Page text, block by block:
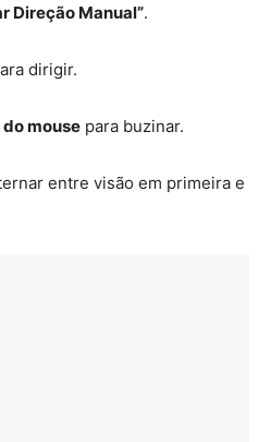
Direção Manual”.
dirigir.
mouse para buzinar.
entre visão em primeira e